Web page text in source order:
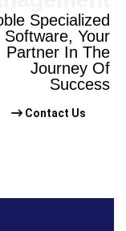
Noble
Software,
Partner In
Contact Us